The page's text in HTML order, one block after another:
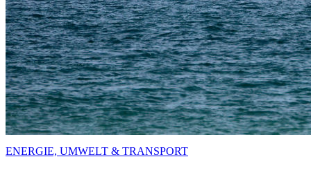
ENERGIE, UMWELT & TRANSPORT